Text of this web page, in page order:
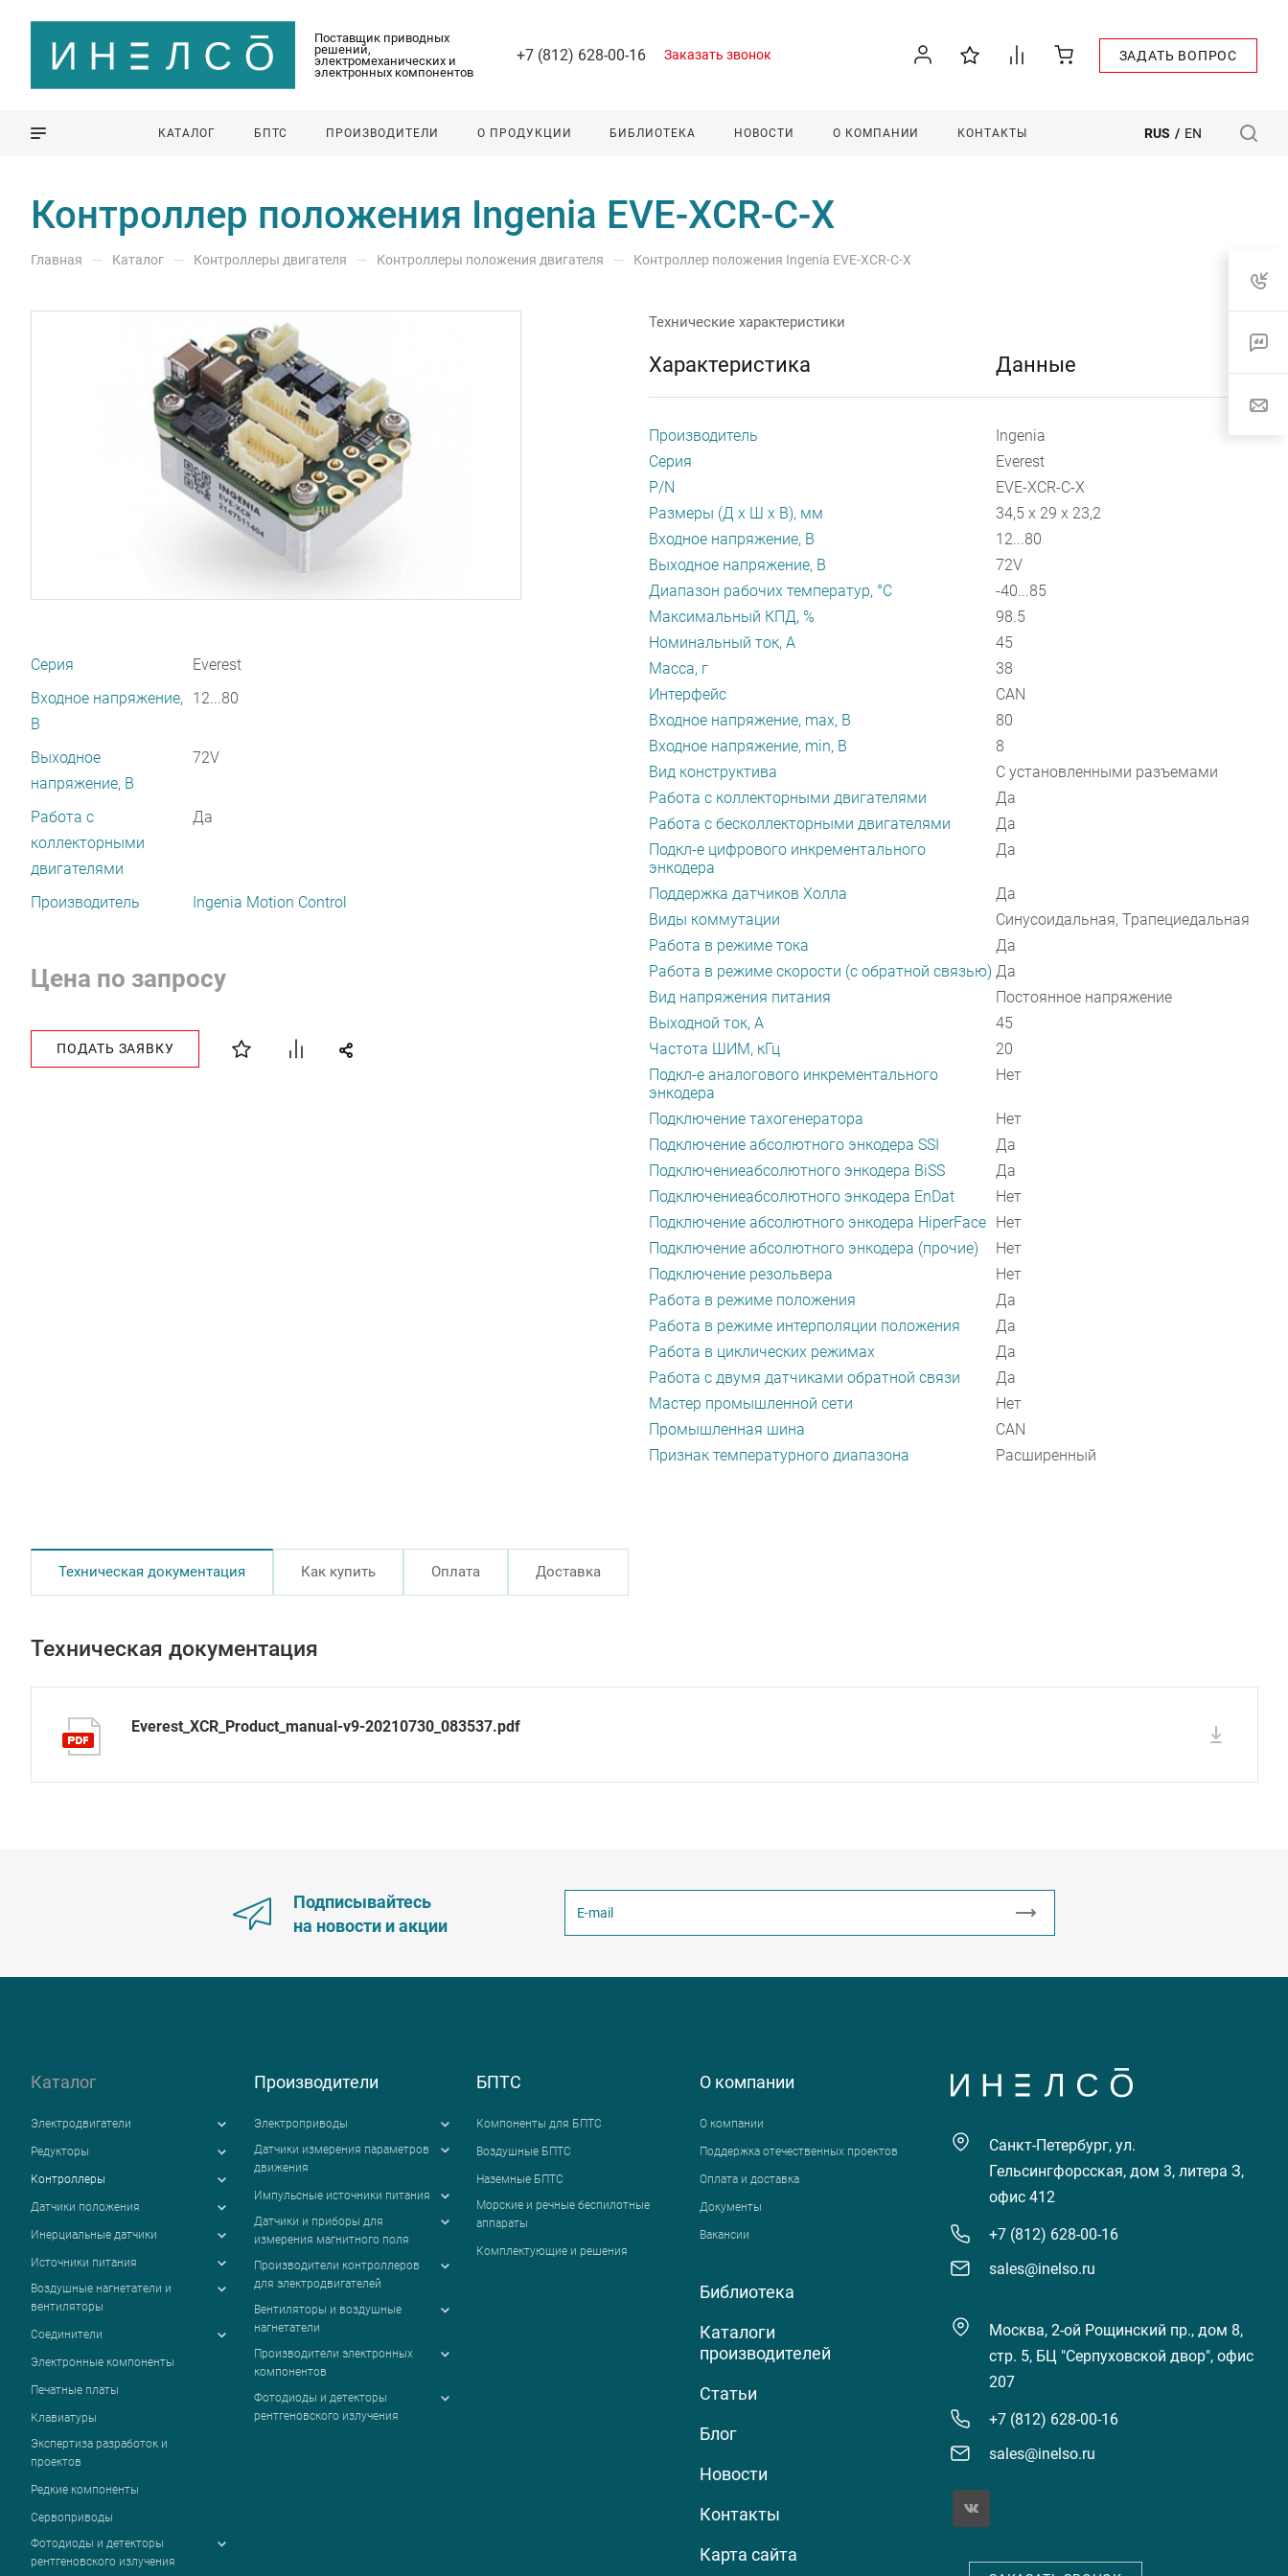
Поставщик приводных
решений,
электромеханических и
электронных компонентов
+7 (812) 628-00-16 Заказать звонок ЗАДАТЬ ВОПРОС
КАТАЛОГ БПТС ПРОИЗВОДИТЕЛИ О ПРОДУКЦИИ БИБЛИОТЕКА НОВОСТИ О КОМПАНИИ КОНТАКТЫ RUS / EN
Контроллер положения Ingenia EVE-XCR-C-X
Главная — Каталог — Контроллеры двигателя — Контроллеры положения двигателя — Контроллер положения Ingenia EVE-XCR-C-X
Серия
Everest
Входное напряжение,
В
12...80
Выходное
напряжение, В
72V
Работа с
коллекторными
двигателями
Да
Производитель Ingenia Motion Control
Цена по запросу
ПОДАТЬ ЗАЯВКУ
Технические характеристики
Характеристика Данные
Производитель
Ingenia
Серия
Everest
P/N
EVE-XCR-C-X
Размеры (Д х Ш х В), мм
34,5 x 29 x 23,2
Входное напряжение, В
12...80
Выходное напряжение, В
72V
Диапазон рабочих температур, °С
-40...85
Максимальный КПД, %
98.5
Номинальный ток, А
45
Масса, г
38
Интерфейс
CAN
Входное напряжение, max, В
80
Входное напряжение, min, В
8
Вид конструктива
С установленными разъемами
Работа с коллекторными двигателями
Да
Работа с бесколлекторными двигателями
Да
Подкл-е цифрового инкрементального
энкодера
Да
Поддержка датчиков Холла
Да
Виды коммутации
Синусоидальная, Трапециедальная
Работа в режиме тока
Да
Работа в режиме скорости (с обратной связью) Да
Вид напряжения питания
Постоянное напряжение
Выходной ток, А
45
Частота ШИМ, кГц
20
Подкл-е аналогового инкрементального
энкодера
Нет
Подключение тахогенератора
Нет
Подключение абсолютного энкодера SSI
Да
Подключениеабсолютного энкодера BiSS
Да
Подключениеабсолютного энкодера EnDat
Нет
Подключение абсолютного энкодера HiperFace Нет
Подключение абсолютного энкодера (прочие)
Нет
Подключение резольвера
Нет
Работа в режиме положения
Да
Работа в режиме интерполяции положения
Да
Работа в циклических режимах
Да
Работа с двумя датчиками обратной связи
Да
Мастер промышленной сети
Нет
Промышленная шина
CAN
Признак температурного диапазона
Расширенный
Техническая документация Как купить Оплата Доставка
Техническая документация
Everest_XCR_Product_manual-v9-20210730_083537.pdf
Подписывайтесь
на новости и акции
Каталог
Электродвигатели
Редукторы
Контроллеры
Датчики положения
Инерциальные датчики
Источники питания
Воздушные нагнетатели и
вентиляторы
Соединители
Электронные компоненты
Печатные платы
Клавиатуры
Экспертиза разработок и
проектов
Редкие компоненты
Сервоприводы
Фотодиоды и детекторы
рентгеновского излучения
Производители
Электроприводы
Датчики измерения параметров
движения
Импульсные источники питания
Датчики и приборы для
измерения магнитного поля
Производители контроллеров
для электродвигателей
Вентиляторы и воздушные
нагнетатели
Производители электронных
компонентов
Фотодиоды и детекторы
рентгеновского излучения
БПТС
Компоненты для БПТС
Воздушные БПТС
Наземные БПТС
Морские и речные беспилотные
аппараты
Комплектующие и решения
О компании
О компании
Поддержка отечественных проектов
Оплата и доставка
Документы
Вакансии
Библиотека
Каталоги
производителей
Статьи
Блог
Новости
Контакты
Карта сайта
Санкт-Петербург, ул.
Гельсингфорсская, дом 3, литера З,
офис 412
+7 (812) 628-00-16
sales@inelso.ru
Москва, 2-ой Рощинский пр., дом 8,
стр. 5, БЦ "Серпуховской двор", офис
207
+7 (812) 628-00-16
sales@inelso.ru